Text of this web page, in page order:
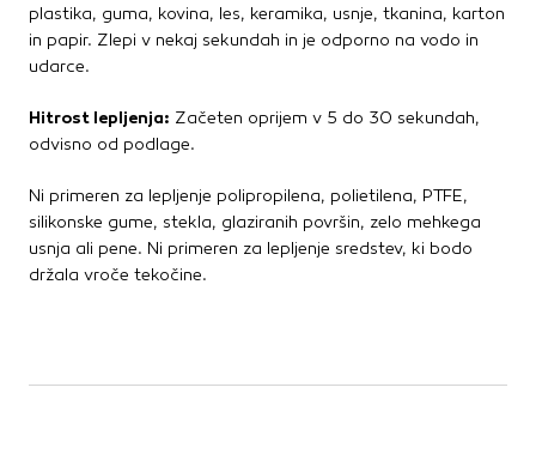
plastika, guma, kovina, les, keramika, usnje, tkanina, karton
in papir. Zlepi v nekaj sekundah in je odporno na vodo in
udarce.
Hitrost lepljenja: Začeten oprijem v 5 do 30 sekundah,
odvisno od podlage.
Ni primeren za lepljenje polipropilena, polietilena, PTFE,
silikonske gume, stekla, glaziranih površin, zelo mehkega
usnja ali pene. Ni primeren za lepljenje sredstev, ki bodo
držala vroče tekočine.